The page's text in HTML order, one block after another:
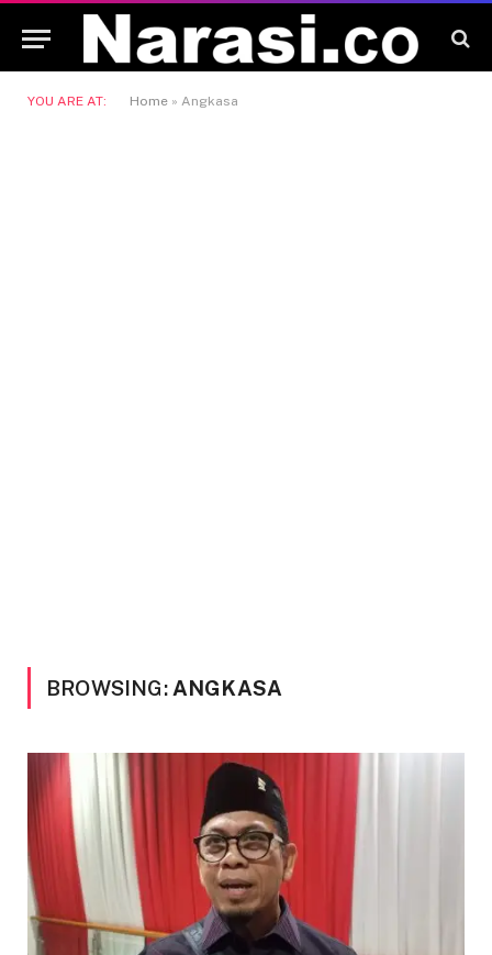
YOU ARE AT: Home » Angkasa
BROWSING: ANGKASA